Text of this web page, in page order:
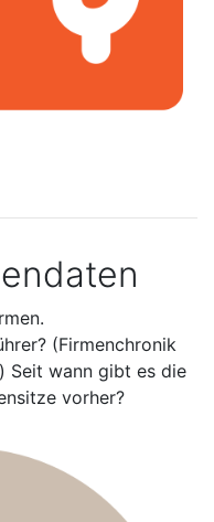
(Firmenchronik
Seit wann gibt es die
vorher?